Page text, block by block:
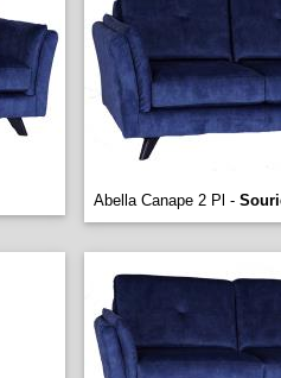
Abella Canape 2 Pl -